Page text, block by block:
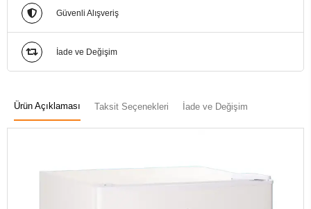
Güvenli Alışveriş
İade ve Değişim
Ürün Açıklaması Taksit Seçenekleri İade ve Değişim